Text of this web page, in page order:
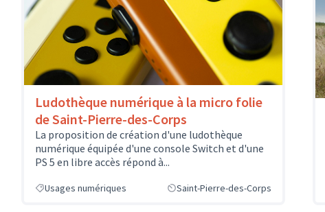
Ludothèque numérique à la micro folie
de Saint-Pierre-des-Corps
La proposition de création d'une ludothèque
numérique équipée d'une console Switch et d'une
PS 5 en libre accès répond à...
Usages numériques Saint-Pierre-des-Corps